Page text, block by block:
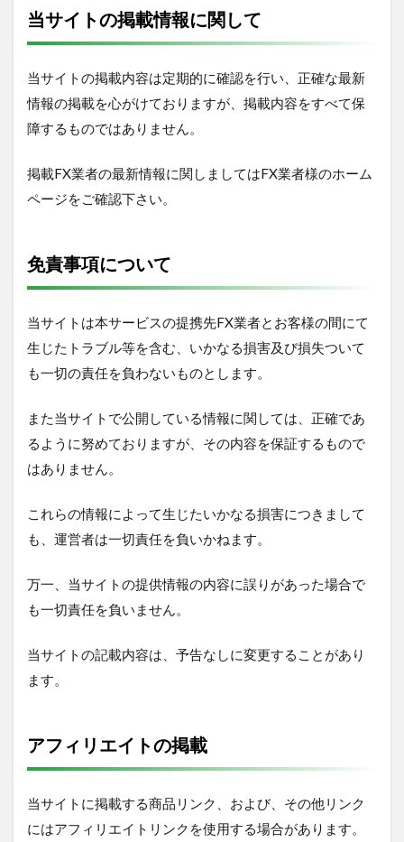
い
て
当サイトの掲載情報に関して
当サイトの掲載内容は定期的に確認を行い、正確な最新
情報の掲載を心がけておりますが、掲載内容をすべて保
障するものではありません。
掲載FX業者の最新情報に関しましてはFX業者様のホーム
ページをご確認下さい。
免責事項について
当サイトは本サービスの提携先FX業者とお客様の間にて
生じたトラブル等を含む、いかなる損害及び損失ついて
も一切の責任を負わないものとします。
また当サイトで公開している情報に関しては、正確であ
るように努めておりますが、その内容を保証するもので
はありません。
これらの情報によって生じたいかなる損害につきまして
も、運営者は一切責任を負いかねます。
万一、当サイトの提供情報の内容に誤りがあった場合で
も一切責任を負いません。
当サイトの記載内容は、予告なしに変更することがあり
ます。
アフィリエイトの掲載
当サイトに掲載する商品リンク、および、その他リンク
にはアフィリエイトリンクを使用する場合があります。